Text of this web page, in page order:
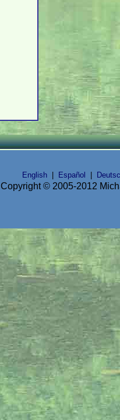
English Español
Copyright © 2005-2012